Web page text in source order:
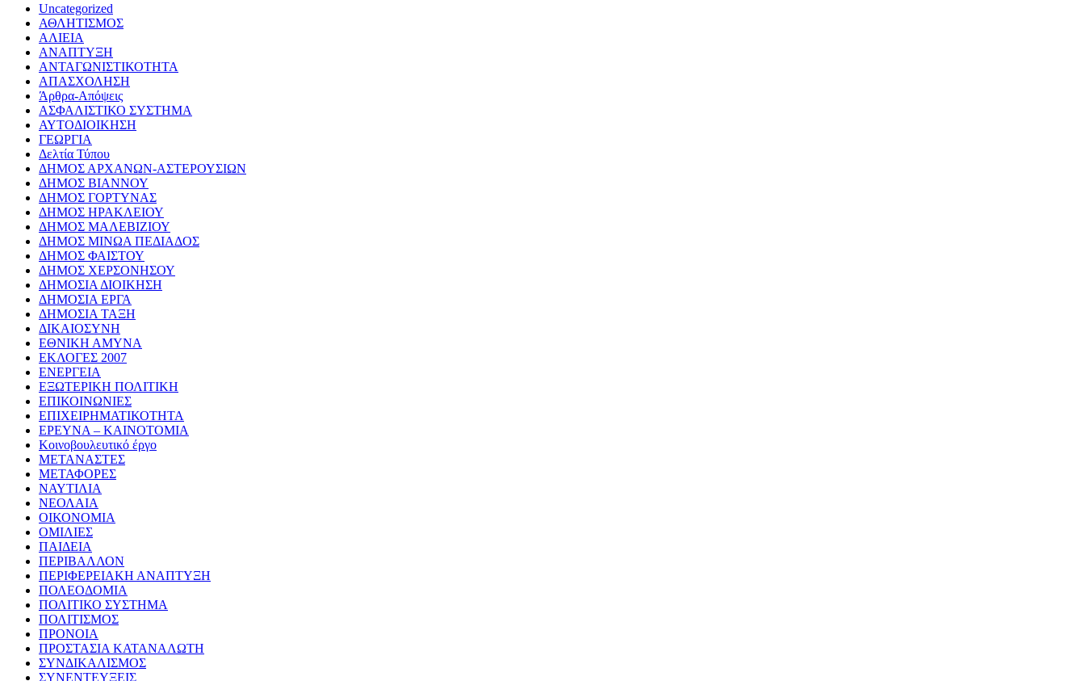
Uncategorized
ΑΘΛΗΤΙΣΜΟΣ
ΑΛΙΕΙΑ
ΑΝΑΠΤΥΞΗ
ΑΝΤΑΓΩΝΙΣΤΙΚΟΤΗΤΑ
ΑΠΑΣΧΟΛΗΣΗ
Άρθρα-Απόψεις
ΑΣΦΑΛΙΣΤΙΚΟ ΣΥΣΤΗΜΑ
ΑΥΤΟΔΙΟΙΚΗΣΗ
ΓΕΩΡΓΙΑ
Δελτία Τύπου
ΔΗΜΟΣ ΑΡΧΑΝΩΝ-ΑΣΤΕΡΟΥΣΙΩΝ
ΔΗΜΟΣ ΒΙΑΝΝΟΥ
ΔΗΜΟΣ ΓΟΡΤΥΝΑΣ
ΔΗΜΟΣ ΗΡΑΚΛΕΙΟΥ
ΔΗΜΟΣ ΜΑΛΕΒΙΖΙΟΥ
ΔΗΜΟΣ ΜΙΝΩΑ ΠΕΔΙΑΔΟΣ
ΔΗΜΟΣ ΦΑΙΣΤΟΥ
ΔΗΜΟΣ ΧΕΡΣΟΝΗΣΟΥ
ΔΗΜΟΣΙΑ ΔΙΟΙΚΗΣΗ
ΔΗΜΟΣΙΑ ΕΡΓΑ
ΔΗΜΟΣΙΑ ΤΑΞΗ
ΔΙΚΑΙΟΣΥΝΗ
ΕΘΝΙΚΗ ΑΜΥΝΑ
ΕΚΛΟΓΕΣ 2007
ΕΝΕΡΓΕΙΑ
ΕΞΩΤΕΡΙΚΗ ΠΟΛΙΤΙΚΗ
ΕΠΙΚΟΙΝΩΝΙΕΣ
ΕΠΙΧΕΙΡΗΜΑΤΙΚΟΤΗΤΑ
ΕΡΕΥΝΑ – ΚΑΙΝΟΤΟΜΙΑ
Κοινοβουλευτικό έργο
ΜΕΤΑΝΑΣΤΕΣ
ΜΕΤΑΦΟΡΕΣ
ΝΑΥΤΙΛΙΑ
ΝΕΟΛΑΙΑ
ΟΙΚΟΝΟΜΙΑ
ΟΜΙΛΙΕΣ
ΠΑΙΔΕΙΑ
ΠΕΡΙΒΑΛΛΟΝ
ΠΕΡΙΦΕΡΕΙΑΚΗ ΑΝΑΠΤΥΞΗ
ΠΟΛΕΟΔΟΜΙΑ
ΠΟΛΙΤΙΚΟ ΣΥΣΤΗΜΑ
ΠΟΛΙΤΙΣΜΟΣ
ΠΡΟΝΟΙΑ
ΠΡΟΣΤΑΣΙΑ ΚΑΤΑΝΑΛΩΤΗ
ΣΥΝΔΙΚΑΛΙΣΜΟΣ
ΣΥΝΕΝΤΕΥΞΕΙΣ